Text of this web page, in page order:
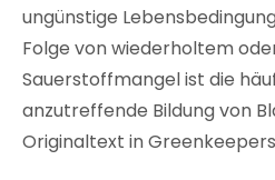
ungünstige
Folge von wiederholtem
Sauerstoffmangel ist die
anzutreffende Bildung von
Originaltext in